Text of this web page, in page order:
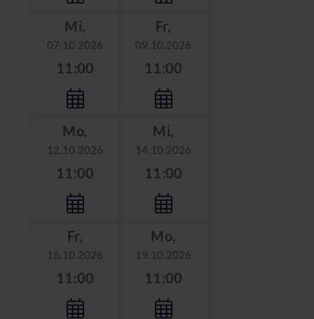
Mi,
07.10.2026
11:00
Fr,
09.10.2026
11:00
Mo,
12.10.2026
11:00
Mi,
14.10.2026
11:00
Fr,
16.10.2026
11:00
Mo,
19.10.2026
11:00